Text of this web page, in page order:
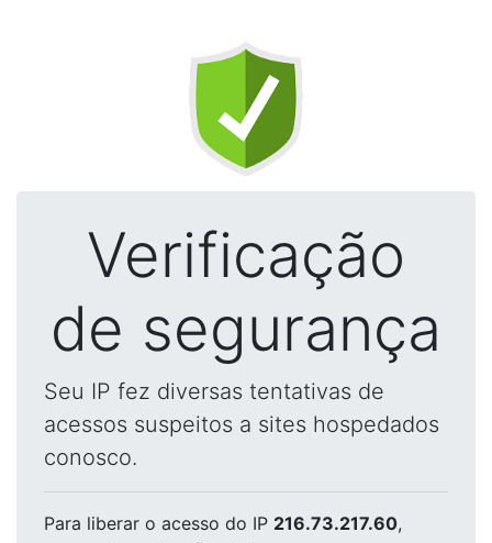
Verificação
de segurança
Seu IP fez diversas tentativas de
acessos suspeitos a sites hospedados
conosco.
Para liberar o acesso do IP 216.73.217.60,